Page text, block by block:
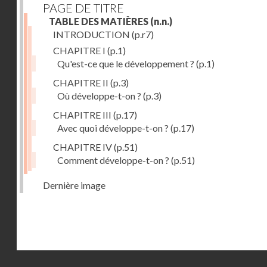
PAGE DE TITRE
TABLE DES MATIÈRES (n.n.)
INTRODUCTION (p.r7)
CHAPITRE I (p.1)
Qu'est-ce que le développement ? (p.1)
CHAPITRE II (p.3)
Où développe-t-on ? (p.3)
CHAPITRE III (p.17)
Avec quoi développe-t-on ? (p.17)
CHAPITRE IV(p.51)
Comment développe-t-on ? (p.51)
Dernière image